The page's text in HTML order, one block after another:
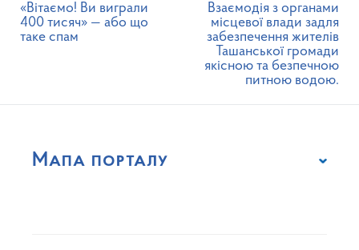
«Вітаємо! Ви виграли
400 тисяч» — або що
таке спам
Взаємодія з органами
місцевої влади задля
забезпечення жителів
Ташанської громади
якісною та безпечною
питною водою.
Мапа порталу